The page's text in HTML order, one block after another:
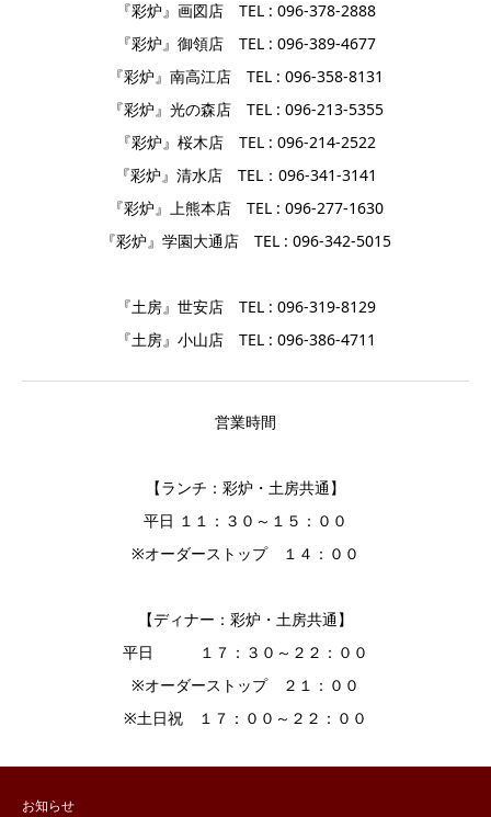
『彩炉』画図店 TEL : 096-378-2888
『彩炉』御領店 TEL : 096-389-4677
『彩炉』南高江店 TEL : 096-358-8131
『彩炉』光の森店 TEL : 096-213-5355
『彩炉』桜木店 TEL : 096-214-2522
『彩炉』清水店 TEL：096-341-3141
『彩炉』上熊本店 TEL : 096-277-1630
『彩炉』学園大通店 TEL : 096-342-5015
『土房』世安店 TEL : 096-319-8129
『土房』小山店 TEL : 096-386-4711
営業時間
【ランチ：彩炉・土房共通】
平日 １１：３０～１５：００
※オーダーストップ １４：００
【ディナー：彩炉・土房共通】
平日 １７：３０～２２：００
※オーダーストップ ２１：００
※土日祝 １７：００～２２：００
お知らせ